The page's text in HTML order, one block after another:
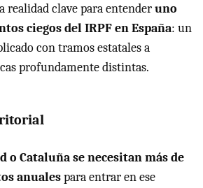
realidad clave para entenderuno
ciegos del IRPF en España: un
con tramos estatales a
profundamente distintas.
o Cataluña se necesitan más de
anualespara entrar en ese